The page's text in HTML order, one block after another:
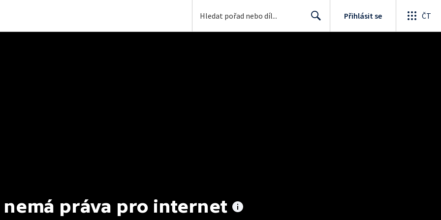
Přihlásit se ČT
nemá práva pro internet